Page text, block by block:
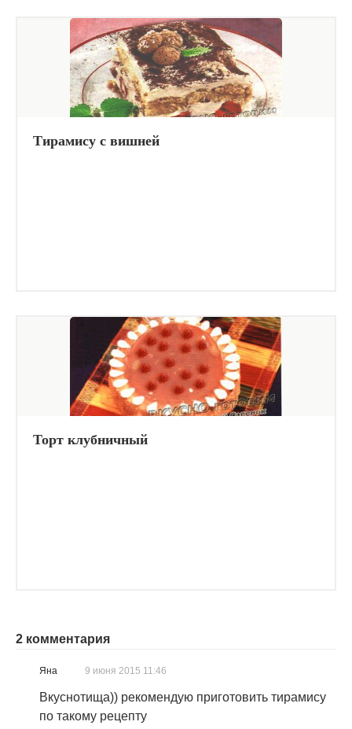
Тирамису с вишней
Торт клубничный
2 комментария
Яна 9 июня 2015 11:46
Вкуснотища)) рекомендую приготовить тирамису
по такому рецепту